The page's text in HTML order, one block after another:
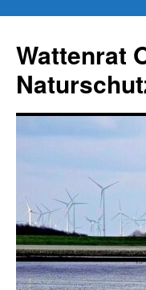
springen
Wattenrat